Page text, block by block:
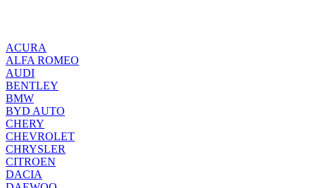
ACURA
ALFA ROMEO
AUDI
BENTLEY
BMW
BYD AUTO
CHERY
CHEVROLET
CHRYSLER
CITROEN
DACIA